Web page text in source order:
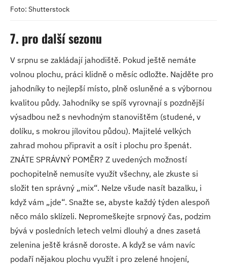
Foto: Shutterstock
7. pro další sezonu
V srpnu se zakládají jahodiště. Pokud ještě nemáte
volnou plochu, práci klidně o měsíc odložte. Najděte pro
jahodníky to nejlepší místo, plně osluněné a s výbornou
kvalitou půdy. Jahodníky se spíš vyrovnají s pozdnější
výsadbou než s nevhodným stanovištěm (studené, v
dolíku, s mokrou jílovitou půdou). Majitelé velkých
zahrad mohou připravit a osít i plochu pro špenát.
ZNÁTE SPRÁVNÝ POMĚR? Z uvedených možností
pochopitelně nemusíte využít všechny, ale zkuste si
složit ten správný „mix“. Nelze všude nasít bazalku, i
když vám „jde“. Snažte se, abyste každý týden alespoň
něco málo sklízeli. Nepromeškejte srpnový čas, podzim
bývá v posledních letech velmi dlouhý a dnes zasetá
zelenina ještě krásně doroste. A když se vám navíc
podaří nějakou plochu využít i pro zelené hnojení,